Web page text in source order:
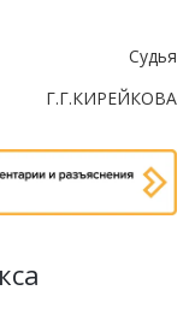
Судья
Г.Г.КИРЕЙКОВА